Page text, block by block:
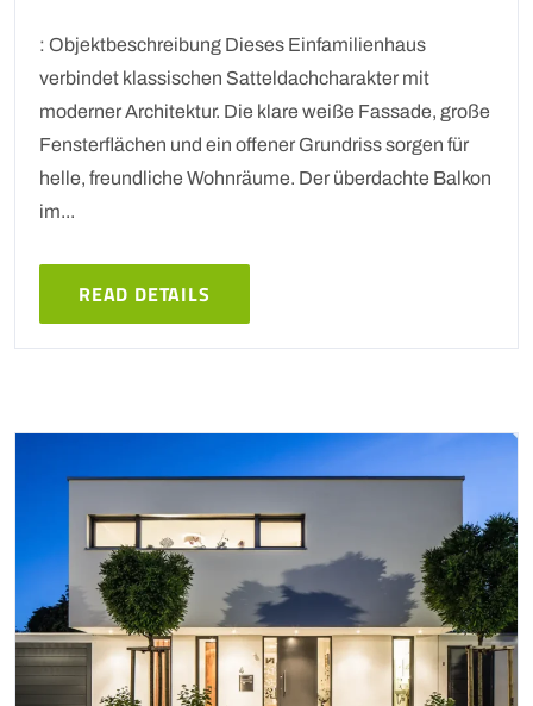
: Objektbeschreibung Dieses Einfamilienhaus
verbindet klassischen Satteldachcharakter mit
moderner Architektur. Die klare weiße Fassade, große
Fensterflächen und ein offener Grundriss sorgen für
helle, freundliche Wohnräume. Der überdachte Balkon
im...
READ DETAILS